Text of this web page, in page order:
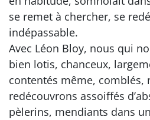
se remet à chercher, se
indépassable.
Avec Léon Bloy, nous qui
bien lotis, chanceux,
contentés même, comblés,
redécouvrons assoiffés
pèlerins, mendiants dans